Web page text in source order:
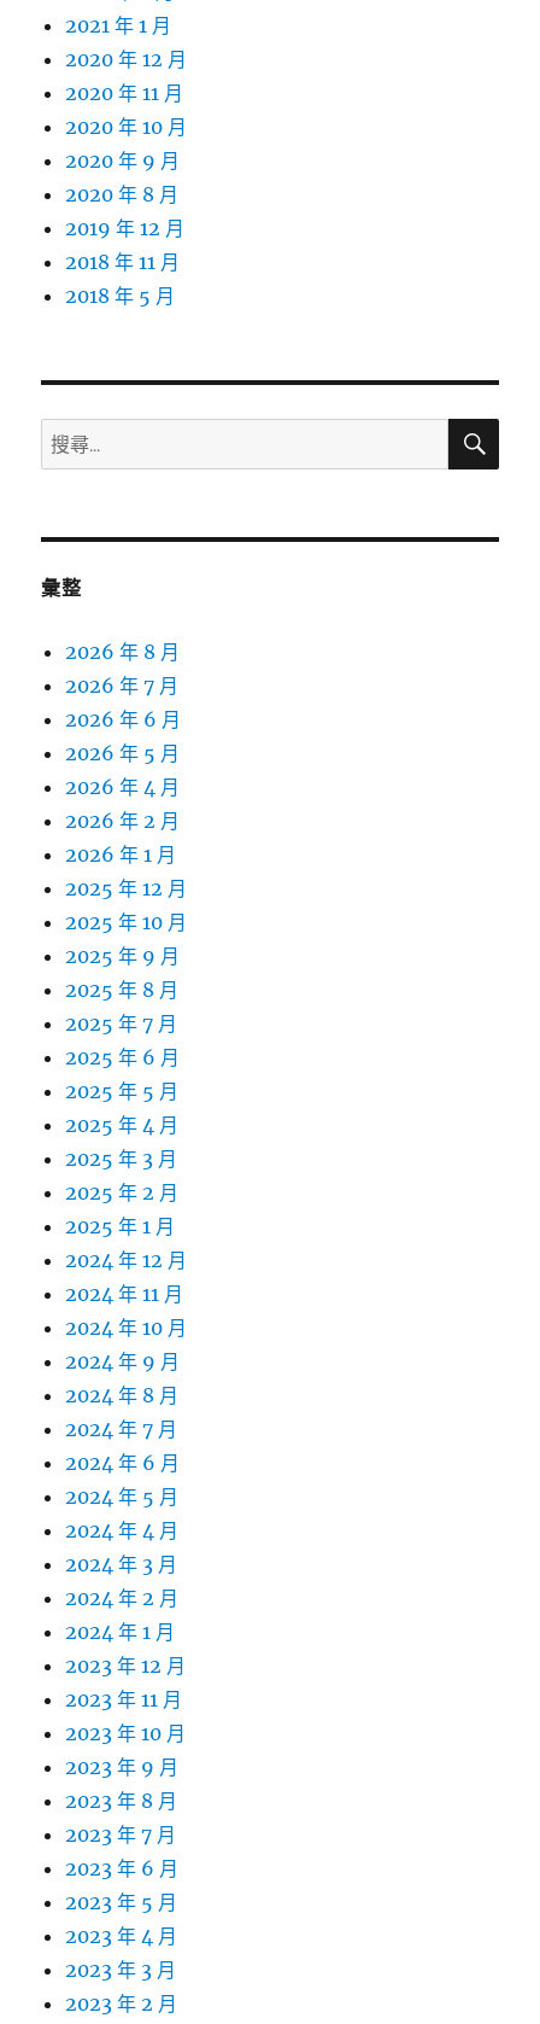
2021 年 1 月
2020 年 12 月
2020 年 11 月
2020 年 10 月
2020 年 9 月
2020 年 8 月
2019 年 12 月
2018 年 11 月
2018 年 5 月
搜
尋
鍵
搜
彙整
2026 年 8 月
2026 年 7 月
2026 年 6 月
2026 年 5 月
2026 年 4 月
2026 年 2 月
2026 年 1 月
2025 年 12 月
2025 年 10 月
2025 年 9 月
2025 年 8 月
2025 年 7 月
2025 年 6 月
2025 年 5 月
2025 年 4 月
2025 年 3 月
2025 年 2 月
2025 年 1 月
2024 年 12 月
2024 年 11 月
2024 年 10 月
2024 年 9 月
2024 年 8 月
2024 年 7 月
2024 年 6 月
2024 年 5 月
2024 年 4 月
2024 年 3 月
2024 年 2 月
2024 年 1 月
2023 年 12 月
2023 年 11 月
2023 年 10 月
2023 年 9 月
2023 年 8 月
2023 年 7 月
2023 年 6 月
2023 年 5 月
2023 年 4 月
2023 年 3 月
2023 年 2 月